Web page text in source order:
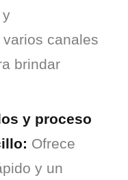
y
canales
brindar
y proceso
Ofrece
y un